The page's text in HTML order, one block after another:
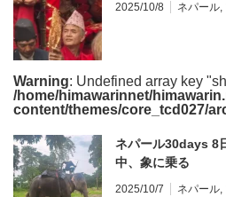
2025/10/8 ネパール,
Warning: Undefined array key
/home/himawarinnet/
content/themes/core_tcd027/
ネパール30days 8
中、象に乗る
2025/10/7 ネパール,